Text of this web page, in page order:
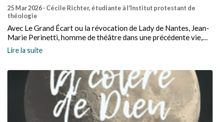
25 Mar 2026- Cécile Richter, étudiante à l'Institut protestant de
théologie
Avec Le Grand Écart ou la révocation de Lady de Nantes, Jean-
Marie Perinetti, homme de théâtre dans une précédente vie,
désormais étudiant en master de théologie à l’IPT, nous fait
voyager dans un seul-en-scène à tambour battant. Un détour
d’aujourd’hui. Une mise en scène sensible et intelligente qui
laisse le spectateur adulte ou adolescent, le sourire aux lèvres
et l’attention aux aguets.
Lire la suite